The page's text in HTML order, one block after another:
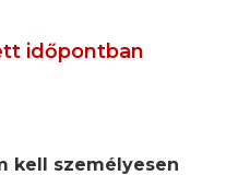
időpontban
kell személyesen